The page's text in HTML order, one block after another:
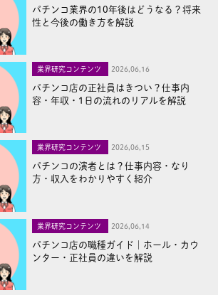
パチンコ業界の10年後はどうなる？将来
性と今後の働き方を解説
業界研究コンテンツ 2026,06,16
パチンコ店の正社員はきつい？仕事内
容・年収・1日の流れのリアルを解説
業界研究コンテンツ 2026,06,15
パチンコの演者とは？仕事内容・なり
方・収入をわかりやすく紹介
業界研究コンテンツ 2026,06,14
パチンコ店の職種ガイド｜ホール・カウ
ンター・正社員の違いを解説